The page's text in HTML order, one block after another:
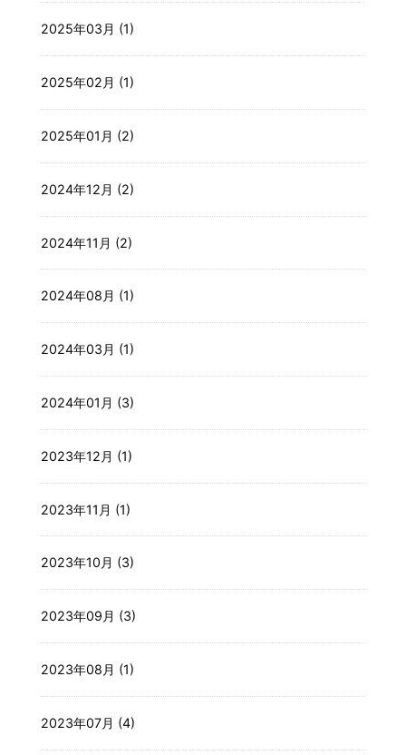
2025年03月 (1)
2025年02月 (1)
2025年01月 (2)
2024年12月 (2)
2024年11月 (2)
2024年08月 (1)
2024年03月 (1)
2024年01月 (3)
2023年12月 (1)
2023年11月 (1)
2023年10月 (3)
2023年09月 (3)
2023年08月 (1)
2023年07月 (4)